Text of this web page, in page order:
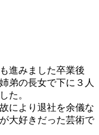
進みました卒業後
弟の長女で下に３人
た。
により退社を余儀な
大好きだった芸術で